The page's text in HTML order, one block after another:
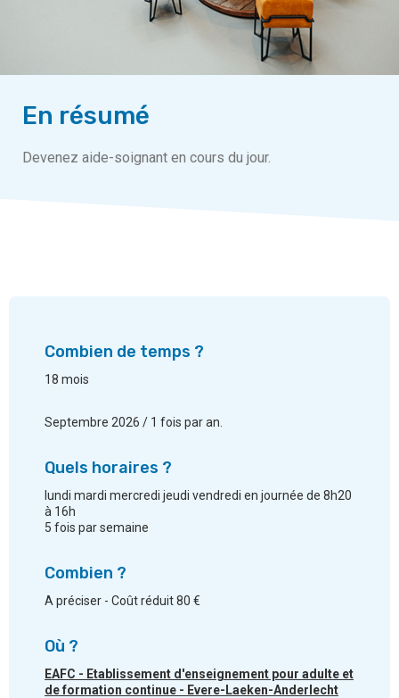
En résumé
Devenez aide-soignant en cours du jour.
Combien de temps ?
18 mois
Septembre 2026 / 1 fois par an.
Quels horaires ?
lundi mardi mercredi jeudi vendredi en journée de 8h20
à 16h
5 fois par semaine
Combien ?
A préciser - Coût réduit 80 €
Où ?
EAFC - Etablissement d'enseignement pour adulte et
de formation continue - Evere-Laeken-Anderlecht